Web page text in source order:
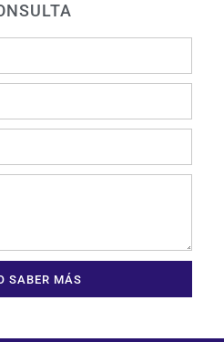
SABER MÁS